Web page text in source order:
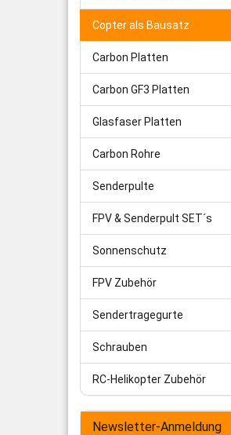
Copter als Bausatz
Carbon Platten
Carbon GF3 Platten
Glasfaser Platten
Carbon Rohre
Senderpulte
FPV & Senderpult SET´s
Sonnenschutz
FPV Zubehör
Sendertragegurte
Schrauben
RC-Helikopter Zubehör
Newsletter-Anmeldung